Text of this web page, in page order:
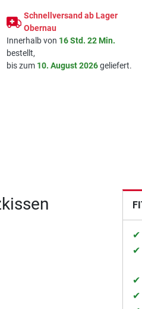
Schnellversand ab Lager
Obernau
Innerhalb von 16 Std. 22 Min.
bestellt,
bis zum 10. August 2026geliefert.